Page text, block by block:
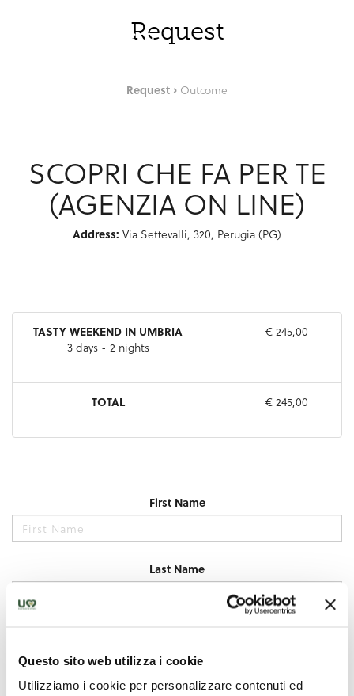
Questo sito web utilizza i cookie
Utilizziamo i cookie per personalizzare contenuti ed